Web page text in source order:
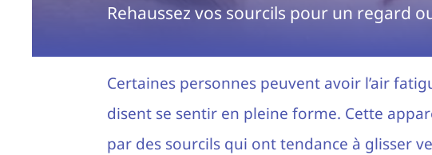
Rehaussez vos sourcils pour un regard
Certaines personnes peuvent avoir l’air
disent se sentir en pleine forme. Cette
par des sourcils qui ont tendance à glisser